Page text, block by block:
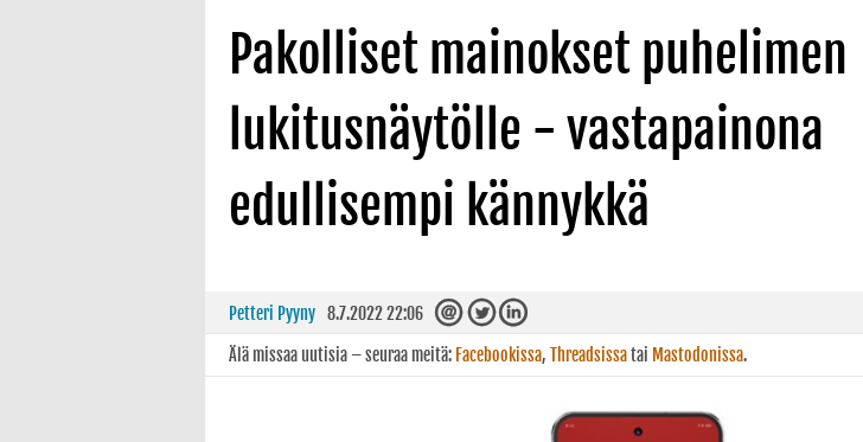
Pakolliset mainokset puhelimen
lukitusnäytölle - vastapainona
edullisempi kännykkä
Petteri Pyyny 8.7.2022 22:06
Älä missaa uutisia – seuraa meitä: Facebookissa, Threadsissatai Mastodonissa.